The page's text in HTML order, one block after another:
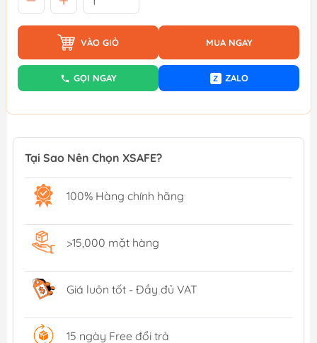
VÀO GIỎ MUA NGAY
GỌI NGAY Z ZALO
Tại Sao Nên Chọn XSAFE?
100% Hàng chính hãng
>15,000 mặt hàng
Giá luôn tốt - Đầy đủ VAT
15 ngày Free đổi trả